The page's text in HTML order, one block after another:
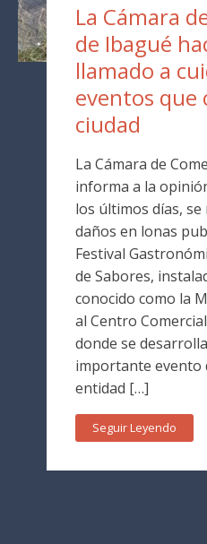
La Cámara
de Ibagué
llamado a
eventos que
ciudad
La Cámara de
informa a la
los últimos días,
daños en lonas
Festival
de Sabores,
conocido como la
al Centro
donde se
importante evento
entidad […]
Seguir Leyendo